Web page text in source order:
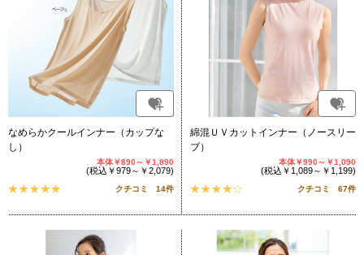
なめらかクールインナー（カップな
し）
本体￥890～￥1,890
(税込￥979～￥2,079)
クチコミ 14件
綿混ＵＶカットインナー（ノースリー
ブ）
本体￥990～￥1,090
(税込￥1,089～￥1,199)
クチコミ 67件